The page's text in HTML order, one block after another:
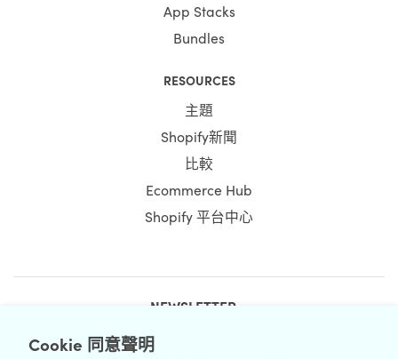
Cookie 同意聲明
App Stacks
Bundles
RESOURCES
主題
Shopify新聞
比較
Ecommerce Hub
Shopify 平台中心
NEWSLETTER